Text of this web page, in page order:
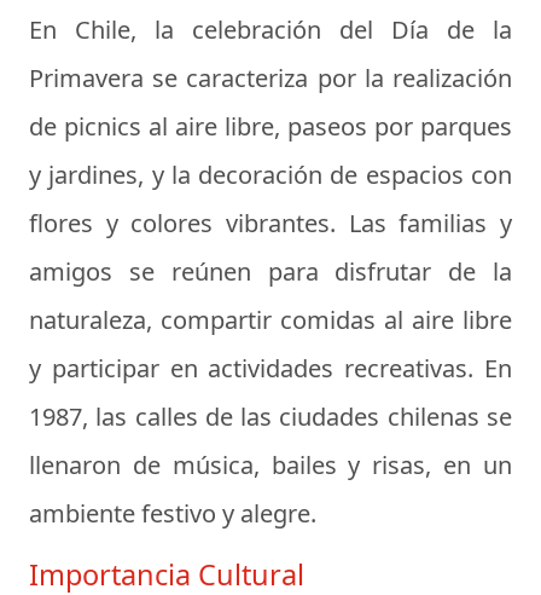
En Chile, la celebración del Día de la
Primavera se caracteriza por la realización
de picnics al aire libre, paseos por parques
y jardines, y la decoración de espacios con
flores y colores vibrantes. Las familias y
amigos se reúnen para disfrutar de la
naturaleza, compartir comidas al aire libre
y participar en actividades recreativas. En
1987, las calles de las ciudades chilenas se
llenaron de música, bailes y risas, en un
ambiente festivo y alegre.
Importancia Cultural